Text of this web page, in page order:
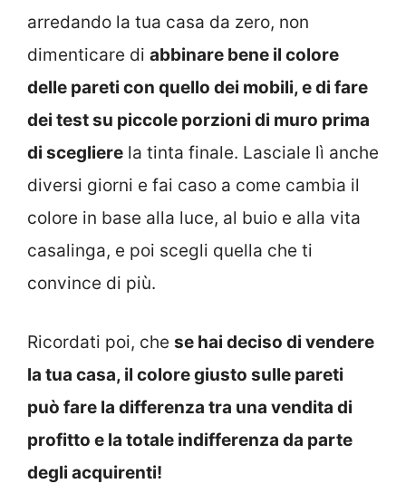
arredando la tua casa da zero, non
dimenticare di abbinare bene il colore
delle pareti con quello dei mobili, e di fare
dei test su piccole porzioni di muro prima
di scegliere la tinta finale. Lasciale lì anche
diversi giorni e fai caso a come cambia il
colore in base alla luce, al buio e alla vita
casalinga, e poi scegli quella che ti
convince di più.
Ricordati poi, che se hai deciso di vendere
la tua casa, il colore giusto sulle pareti
può fare la differenza tra una vendita di
profitto e la totale indifferenza da parte
degli acquirenti!